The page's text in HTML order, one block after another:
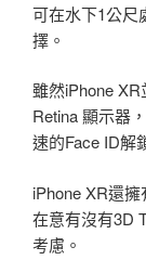
可在水下1公尺
擇。
雖然iPhone
Retina 顯示器
速的Face ID解
iPhone XR還
在意有沒有3D
考慮。